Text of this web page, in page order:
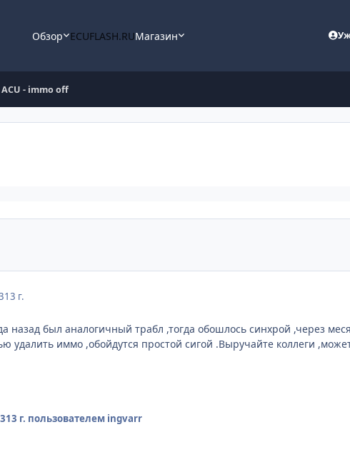
Обзор ECUFLASH.RUМагазин
ACU - immo off
13 г.
назад был аналогичный трабл ,тогда обошлось синхрой ,через
удалить иммо ,обойдутся простой сигой .Выручайте коллеги
13 г. пользователем ingvarr